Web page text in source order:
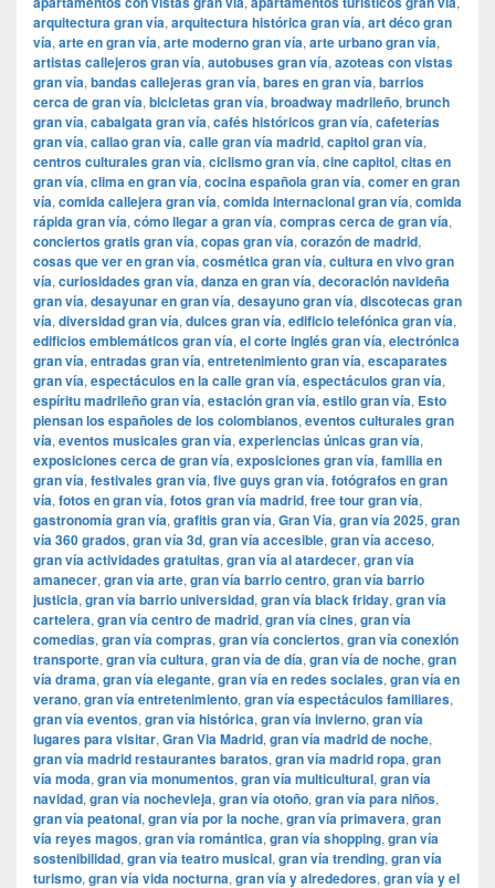
arquitectura gran vía, arquitectura histórica gran vía, art déco gran
vía, arte en gran vía, arte moderno gran vía, arte urbano gran vía,
artistas callejeros gran vía, autobuses gran vía, azoteas con vistas
gran vía, bandas callejeras gran vía, bares en gran vía, barrios
cerca de gran vía, bicicletas gran vía, broadway madrileño, brunch
gran vía, cabalgata gran vía, cafés históricos gran vía, cafeterías
gran vía, callao gran vía, calle gran vía madrid, capitol gran vía,
centros culturales gran vía, ciclismo gran vía, cine capitol, citas en
gran vía, clima en gran vía, cocina española gran vía, comer en gran
vía, comida callejera gran vía, comida internacional gran vía, comida
rápida gran vía, cómo llegar a gran vía, compras cerca de gran vía,
conciertos gratis gran vía, copas gran vía, corazón de madrid,
cosas que ver en gran vía, cosmética gran vía, cultura en vivo gran
vía, curiosidades gran vía, danza en gran vía, decoración navideña
gran vía, desayunar en gran vía, desayuno gran vía, discotecas gran
vía, diversidad gran vía, dulces gran vía, edificio telefónica gran vía,
edificios emblemáticos gran vía, el corte inglés gran vía, electrónica
gran vía, entradas gran vía, entretenimiento gran vía, escaparates
gran vía, espectáculos en la calle gran vía, espectáculos gran vía,
espíritu madrileño gran vía, estación gran vía, estilo gran vía, Esto
piensan los españoles de los colombianos, eventos culturales gran
vía, eventos musicales gran vía, experiencias únicas gran vía,
exposiciones cerca de gran vía, exposiciones gran vía, familia en
gran vía, festivales gran vía, five guys gran vía, fotógrafos en gran
vía, fotos en gran vía, fotos gran vía madrid, free tour gran vía,
gastronomía gran vía, grafitis gran vía, Gran Vía, gran vía 2025, gran
vía 360 grados, gran vía 3d, gran vía accesible, gran vía acceso,
gran vía actividades gratuitas, gran vía al atardecer, gran vía
amanecer, gran vía arte, gran vía barrio centro, gran vía barrio
justicia, gran vía barrio universidad, gran vía black friday, gran vía
cartelera, gran vía centro de madrid, gran vía cines, gran vía
comedias, gran vía compras, gran vía conciertos, gran vía conexión
transporte, gran vía cultura, gran vía de día, gran vía de noche, gran
vía drama, gran vía elegante, gran vía en redes sociales, gran vía en
verano, gran vía entretenimiento, gran vía espectáculos familiares,
gran vía eventos, gran vía histórica, gran vía invierno, gran vía
lugares para visitar, ​​Gran Via Madrid, gran vía madrid de noche,
gran vía madrid restaurantes baratos, gran vía madrid ropa, gran
vía moda, gran vía monumentos, gran vía multicultural, gran vía
navidad, gran vía nochevieja, gran vía otoño, gran vía para niños,
gran vía peatonal, gran vía por la noche, gran vía primavera, gran
vía reyes magos, gran vía romántica, gran vía shopping, gran vía
sostenibilidad, gran vía teatro musical, gran vía trending, gran vía
turismo, gran vía vida nocturna, gran vía y alrededores, gran vía y el